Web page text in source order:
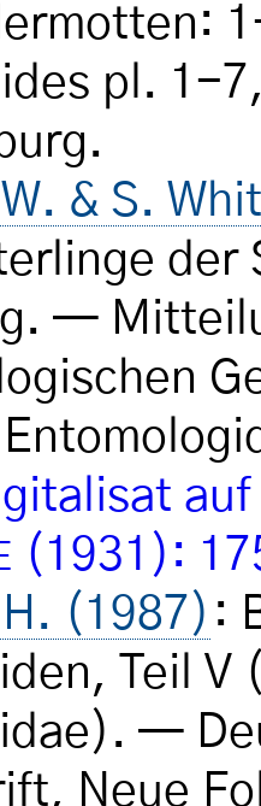
pl. 1-
& S.
der
—
(1931):
(1987) :
Teil V
—
Neue